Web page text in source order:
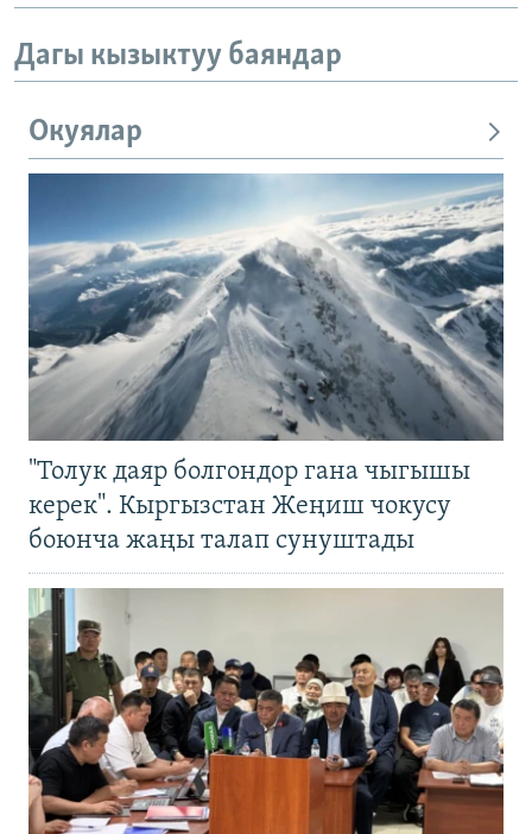
Дагы кызыктуу баяндар
Окуялар
"Толук даяр болгондор гана чыгышы
керек". Кыргызстан Жеңиш чокусу
боюнча жаңы талап сунуштады